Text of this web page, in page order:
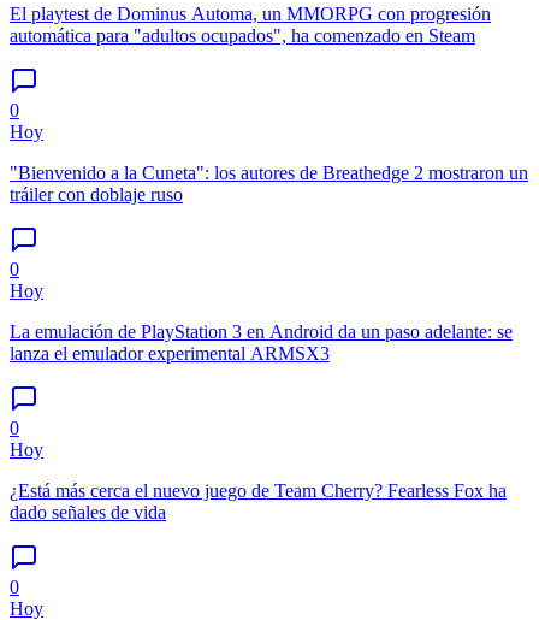
El playtest de Dominus Automa, un MMORPG con progresión
automática para "adultos ocupados", ha comenzado en Steam
0
Hoy
"Bienvenido a la Cuneta": los autores de Breathedge 2 mostraron un
tráiler con doblaje ruso
0
Hoy
La emulación de PlayStation 3 en Android da un paso adelante: se
lanza el emulador experimental ARMSX3
0
Hoy
¿Está más cerca el nuevo juego de Team Cherry? Fearless Fox ha
dado señales de vida
0
Hoy